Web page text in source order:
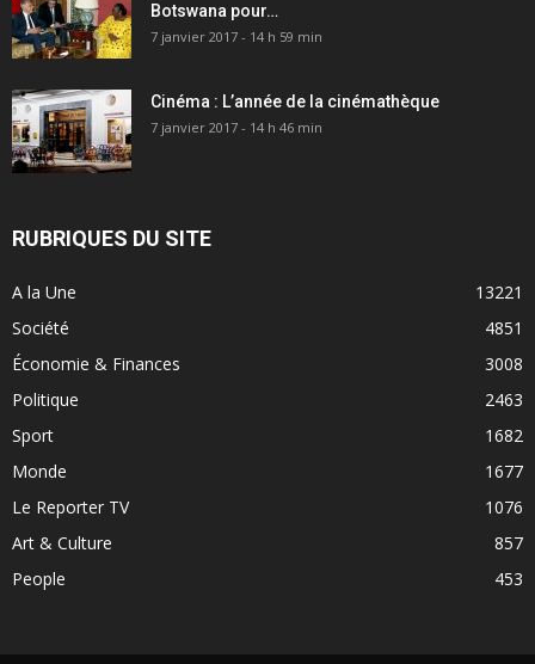
Botswana pour…
7 janvier 2017 - 14 h 59 min
Cinéma : L’année de la cinémathèque
7 janvier 2017 - 14 h 46 min
RUBRIQUES DU SITE
A la Une
13221
Société
4851
Économie & Finances
3008
Politique
2463
Sport
1682
Monde
1677
Le Reporter TV
1076
Art & Culture
857
People
453